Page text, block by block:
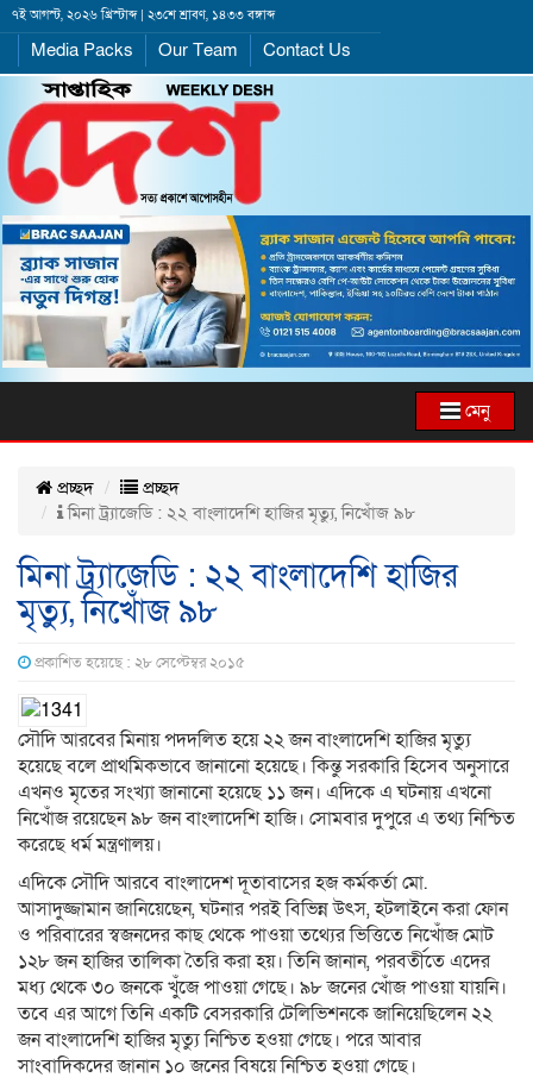
৭ই আগস্ট, ২০২৬ খ্রিস্টাব্দ | ২৩শে শ্রাবণ, ১৪৩৩ বঙ্গাব্দ
Media Packs Our Team Contact Us
মেনু
প্রচ্ছদ
প্রচ্ছদ
মিনা ট্র্যাজেডি : ২২ বাংলাদেশি হাজির মৃত্যু, নিখোঁজ ৯৮
মিনা ট্র্যাজেডি : ২২ বাংলাদেশি হাজির
মৃত্যু, নিখোঁজ ৯৮
প্রকাশিত হয়েছে : ২৮ সেপ্টেম্বর ২০১৫
সৌদি আরবের মিনায় পদদলিত হয়ে ২২ জন বাংলাদেশি হাজির মৃত্যু
হয়েছে বলে প্রাথমিকভাবে জানানো হয়েছে। কিন্তু সরকারি হিসেব অনুসারে
এখনও মৃতের সংখ্যা জানানো হয়েছে ১১ জন। এদিকে এ ঘটনায় এখনো
নিখোঁজ রয়েছেন ৯৮ জন বাংলাদেশি হাজি। সোমবার দুপুরে এ তথ্য নিশ্চিত
করেছে ধর্ম মন্ত্রণালয়।
এদিকে সৌদি আরবে বাংলাদেশ দূতাবাসের হজ কর্মকর্তা মো.
আসাদুজ্জামান জানিয়েছেন, ঘটনার পরই বিভিন্ন উৎস, হটলাইনে করা ফোন
ও পরিবারের স্বজনদের কাছ থেকে পাওয়া তথ্যের ভিত্তিতে নিখোঁজ মোট
১২৮ জন হাজির তালিকা তৈরি করা হয়। তিনি জানান, পরবর্তীতে এদের
মধ্য থেকে ৩০ জনকে খুঁজে পাওয়া গেছে। ৯৮ জনের খোঁজ পাওয়া যায়নি।
তবে এর আগে তিনি একটি বেসরকারি টেলিভিশনকে জানিয়েছিলেন ২২
জন বাংলাদেশি হাজির মৃত্যু নিশ্চিত হওয়া গেছে। পরে আবার
সাংবাদিকদের জানান ১০ জনের বিষয়ে নিশ্চিত হওয়া গেছে।